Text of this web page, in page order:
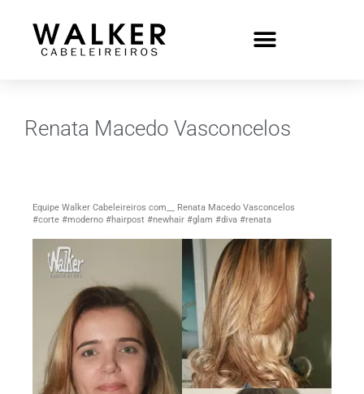
Renata Macedo Vasconcelos
Equipe Walker Cabeleireiros com__ Renata Macedo Vasconcelos
#corte #moderno #hairpost #newhair #glam #diva #renata